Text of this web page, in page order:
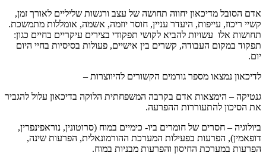
אדם הסובל מדיכאון יחווה תחושה של עצב ורגשות שליליים לאורך זמן,
קשיי ריכוז, עייפות, היעדר עניין, חוסר יוזמה, אשמה, אומללות מתמשכת.
תחושות אלו עשויות להביא לקושי תפקודי בצירים עיקריים בחיים כגון:
תפקוד במקום העבודה, קשרים בין אישיים, פעולות בסיסיות בחיי היום
יום.
לדיכאון נמצאו מספר גורמים הקשורים להיווצרות –
גנטיקה – הימצאות אדם בקרבה המשפחתית הלוקה בדיכאון עלול להגביר
את הסיכון להתעוררות ההפרעה.
ביולוגיה – חסרים של חומרים ביו- כימיים במוח (סרוטונין, נוראפינפרין,
דופאמין), הפרעות בפעילות המערכת ההורמונאלית, הפרעות שינה,
הפרעות במערכת החיסון והפרעות מבניות במוח.